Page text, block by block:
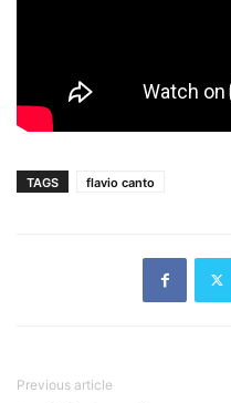
TAGS flavio canto
Previous article